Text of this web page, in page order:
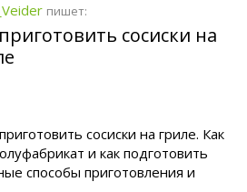
пишет:
сосиски на
сосиски на гриле. Как
и как подготовить
способы приготовления и